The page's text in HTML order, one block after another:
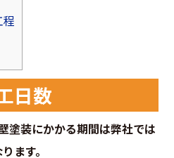
日数
塗装にかかる期間は弊社では
ます。